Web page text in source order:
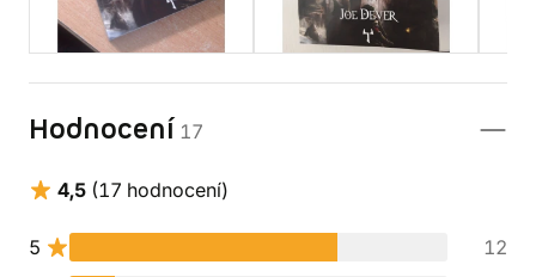
Hodnocení 17
4,5 (17 hodnocení)
5
12